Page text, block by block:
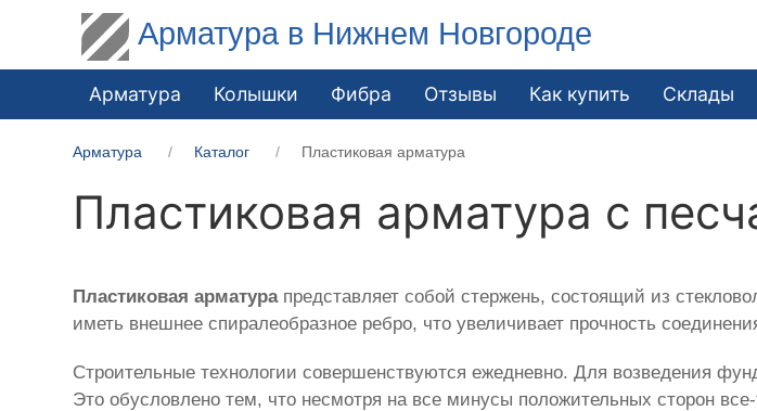
Арматура в Нижнем Новгороде
Арматура Колышки Фибра Отзывы Как купить Склады
Арматура Каталог Пластиковая арматура
Пластиковая арматура с
Пластиковая арматурапредставляет собой стержень, состоящий из
иметь внешнее спиралеобразное ребро, что увеличивает прочность
Строительные технологии совершенствуются ежедневно. Для возведения
Это обусловлено тем, что несмотря на все минусы положительных сторон